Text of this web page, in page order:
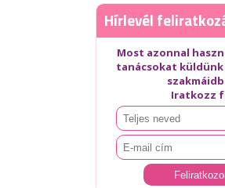
Hírlevél
Most azonnal
tanácsokat
Iratkozz